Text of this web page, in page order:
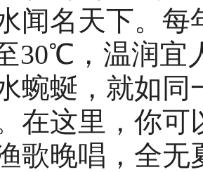
闻名天下。每
30℃，温润宜
蜿蜒，就如
在这里，你可
歌晚唱，全